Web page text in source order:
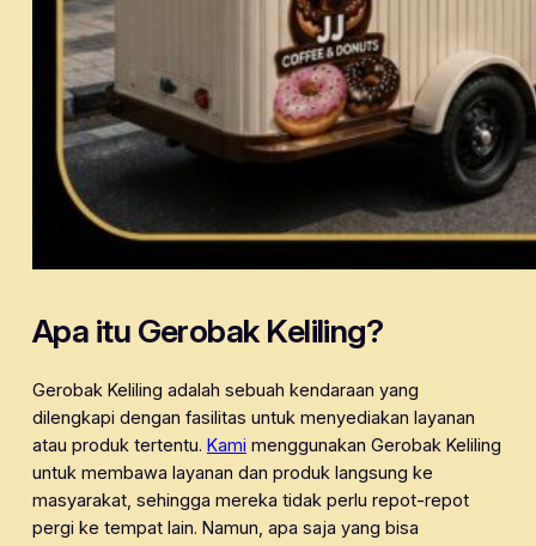
Apa itu Gerobak Keliling?
Gerobak Keliling adalah sebuah kendaraan yang
dilengkapi dengan fasilitas untuk menyediakan layanan
atau produk tertentu. Kami menggunakan Gerobak Keliling
untuk membawa layanan dan produk langsung ke
masyarakat, sehingga mereka tidak perlu repot-repot
pergi ke tempat lain. Namun, apa saja yang bisa